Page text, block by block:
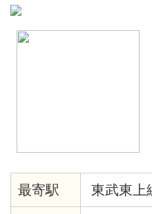
最寄駅 東武東上